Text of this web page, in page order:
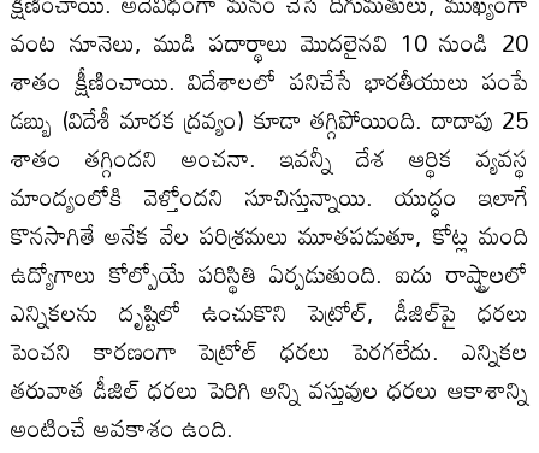
వంట నూనెలు, ముడి పదార్థాలు మొదలైనవి 10 నుండి 20
శాతం క్షీణించాయి. విదేశాలలో పనిచేసే భారతీయులు పంపే
డబ్బు (విదేశీ మారక ద్రవ్యం) కూడా తగ్గిపోయింది. దాదాపు 25
శాతం తగ్గిందని అంచనా. ఇవన్నీ దేశ ఆర్థిక వ్యవస్థ
మాంద్యంలోకి వెళ్తోందని సూచిస్తున్నాయి. యుద్ధం ఇలాగే
కొనసాగితే అనేక వేల పరిశ్రమలు మూతపడుతూ, కోట్ల మంది
ఉద్యోగాలు కోల్పోయే పరిస్థితి ఏర్పడుతుంది. ఐదు రాష్ట్రాలలో
ఎన్నికలను దృష్టిలో ఉంచుకొని పెట్రోల్, డీజిల్‌పై ధరలు
పెంచని కారణంగా పెట్రోల్ ధరలు పెరగలేదు. ఎన్నికల
తరువాత డీజిల్ ధరలు పెరిగి అన్ని వస్తువుల ధరలు ఆకాశాన్ని
అంటించే అవకాశం ఉంది.